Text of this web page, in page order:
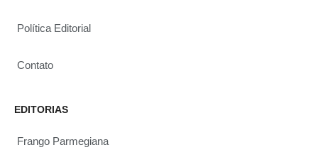
Política Editorial
Contato
EDITORIAS
Frango Parmegiana